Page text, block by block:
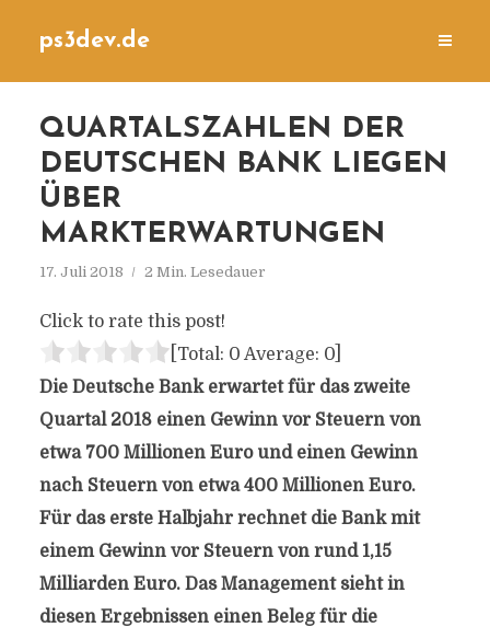
ps3dev.de
QUARTALSZAHLEN DER
DEUTSCHEN BANK LIEGEN
ÜBER
MARKTERWARTUNGEN
17. Juli 2018 2 Min. Lesedauer
Click to rate this post!
[Total: 0 Average: 0]
Die Deutsche Bank erwartet für das zweite
Quartal 2018 einen Gewinn vor Steuern von
etwa 700 Millionen Euro und einen Gewinn
nach Steuern von etwa 400 Millionen Euro.
Für das erste Halbjahr rechnet die Bank mit
einem Gewinn vor Steuern von rund 1,15
Milliarden Euro. Das Management sieht in
diesen Ergebnissen einen Beleg für die